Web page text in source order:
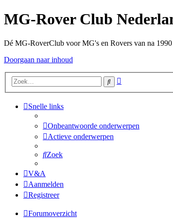
MG-Rover Club
Dé MG-RoverClub voor MG's en Rovers van na
Doorgaan naar inhoud
Zoek
Snelle links
Onbeantwoorde onderwerpen
Actieve onderwerpen
Zoek
V&A
Aanmelden
Registreer
Forumoverzicht